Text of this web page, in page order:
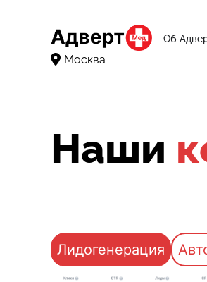
Об
Москва
Наши
Лидогенерация